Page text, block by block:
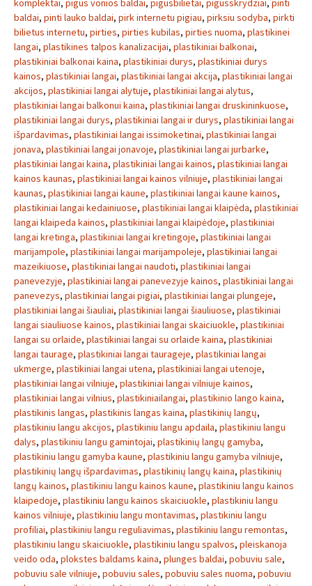
komplektai, pigus vonios baldai, pigusbilietai, pigusskrydziai, pinti
baldai, pinti lauko baldai, pirk internetu pigiau, pirksiu sodyba, pirkti
bilietus internetu, pirties, pirties kubilas, pirties nuoma, plastikinei
langai, plastikines talpos kanalizacijai, plastikiniai balkonai,
plastikiniai balkonai kaina, plastikiniai durys, plastikiniai durys
kainos, plastikiniai langai, plastikiniai langai akcija, plastikiniai langai
akcijos, plastikiniai langai alytuje, plastikiniai langai alytus,
plastikiniai langai balkonui kaina, plastikiniai langai druskininkuose,
plastikiniai langai durys, plastikiniai langai ir durys, plastikiniai langai
išpardavimas, plastikiniai langai issimoketinai, plastikiniai langai
jonava, plastikiniai langai jonavoje, plastikiniai langai jurbarke,
plastikiniai langai kaina, plastikiniai langai kainos, plastikiniai langai
kainos kaunas, plastikiniai langai kainos vilniuje, plastikiniai langai
kaunas, plastikiniai langai kaune, plastikiniai langai kaune kainos,
plastikiniai langai kedainiuose, plastikiniai langai klaipėda, plastikiniai
langai klaipeda kainos, plastikiniai langai klaipėdoje, plastikiniai
langai kretinga, plastikiniai langai kretingoje, plastikiniai langai
marijampole, plastikiniai langai marijampoleje, plastikiniai langai
mazeikiuose, plastikiniai langai naudoti, plastikiniai langai
panevezyje, plastikiniai langai panevezyje kainos, plastikiniai langai
panevezys, plastikiniai langai pigiai, plastikiniai langai plungeje,
plastikiniai langai šiauliai, plastikiniai langai šiauliuose, plastikiniai
langai siauliuose kainos, plastikiniai langai skaiciuokle, plastikiniai
langai su orlaide, plastikiniai langai su orlaide kaina, plastikiniai
langai taurage, plastikiniai langai taurageje, plastikiniai langai
ukmerge, plastikiniai langai utena, plastikiniai langai utenoje,
plastikiniai langai vilniuje, plastikiniai langai vilniuje kainos,
plastikiniai langai vilnius, plastikiniailangai, plastikinio lango kaina,
plastikinis langas, plastikinis langas kaina, plastikinių langų,
plastikiniu langu akcijos, plastikiniu langu apdaila, plastikiniu langu
dalys, plastikiniu langu gamintojai, plastikinių langų gamyba,
plastikiniu langu gamyba kaune, plastikiniu langu gamyba vilniuje,
plastikinių langų išpardavimas, plastikinių langų kaina, plastikinių
langų kainos, plastikiniu langu kainos kaune, plastikiniu langu kainos
klaipedoje, plastikiniu langu kainos skaiciuokle, plastikiniu langu
kainos vilniuje, plastikiniu langu montavimas, plastikiniu langu
profiliai, plastikiniu langu reguliavimas, plastikiniu langu remontas,
plastikiniu langu skaiciuokle, plastikiniu langu spalvos, pleiskanoja
veido oda, plokstes baldams kaina, plunges baldai, pobuviu sale,
pobuviu sale vilniuje, pobuviu sales, pobuviu sales nuoma, pobuviu